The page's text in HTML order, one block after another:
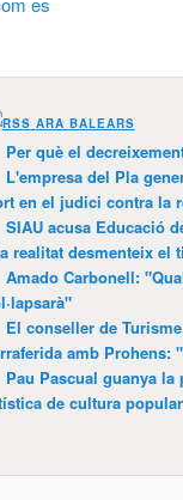
ARA BALEARS
Per què el
L'empresa del Pla
en el judici contra la
SIAU acusa Educació
realitat desmenteix el
Amado Carbonell:
El conseller de
amb Prohens:
Pau Pascual guanya
de cultura